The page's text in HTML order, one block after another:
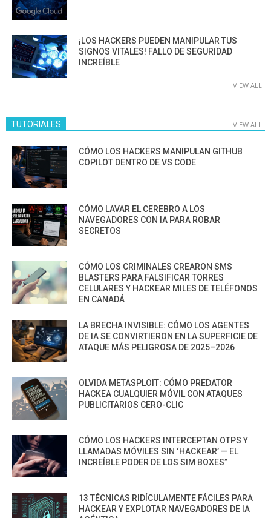
¡LOS HACKERS PUEDEN MANIPULAR TUS
SIGNOS VITALES! FALLO DE SEGURIDAD
INCREÍBLE
VIEW ALL
TUTORIALES VIEW ALL
CÓMO LOS HACKERS MANIPULAN GITHUB
COPILOT DENTRO DE VS CODE
CÓMO LAVAR EL CEREBRO A LOS
NAVEGADORES CON IA PARA ROBAR
SECRETOS
CÓMO LOS CRIMINALES CREARON SMS
BLASTERS PARA FALSIFICAR TORRES
CELULARES Y HACKEAR MILES DE TELÉFONOS
EN CANADÁ
LA BRECHA INVISIBLE: CÓMO LOS AGENTES
DE IA SE CONVIRTIERON EN LA SUPERFICIE DE
ATAQUE MÁS PELIGROSA DE 2025–2026
OLVIDA METASPLOIT: CÓMO PREDATOR
HACKEA CUALQUIER MÓVIL CON ATAQUES
PUBLICITARIOS CERO-CLIC
CÓMO LOS HACKERS INTERCEPTAN OTPS Y
LLAMADAS MÓVILES SIN ‘HACKEAR’ — EL
INCREÍBLE PODER DE LOS SIM BOXES”
13 TÉCNICAS RIDÍCULAMENTE FÁCILES PARA
HACKEAR Y EXPLOTAR NAVEGADORES DE IA